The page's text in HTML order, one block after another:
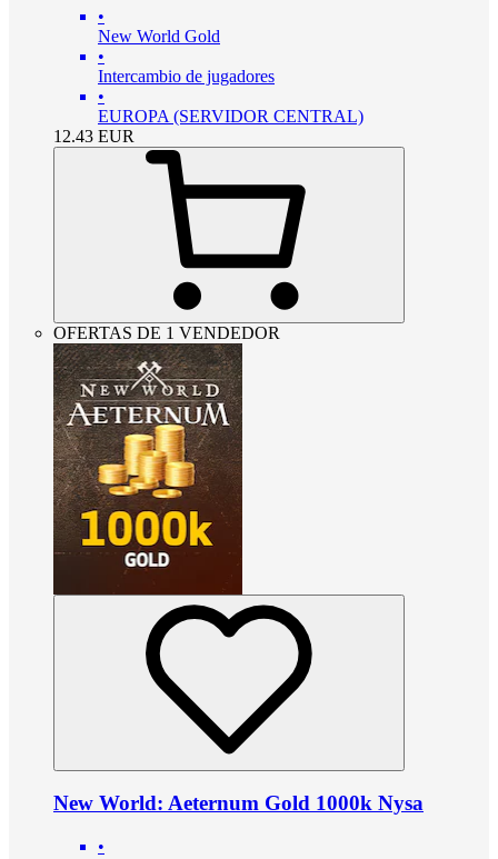
•
New World Gold
•
Intercambio de jugadores
•
EUROPA (SERVIDOR CENTRAL)
12.43 EUR
OFERTAS DE 1 VENDEDOR
New World: Aeternum Gold 1000k Nysa
•